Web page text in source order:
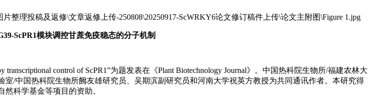
ScPR1模块调控甘蔗免疫稳态的分子机制
transcriptional control of ScPR1”为题发表在《Plant Biotechnology Journal》。中国热科院生物所/福建农林大
/中国热科院生物所阙友雄研究员、吴期滨副研究员和河南大学祝英方教授为共同通讯作者。本研究得
科学基金等项目的资助。